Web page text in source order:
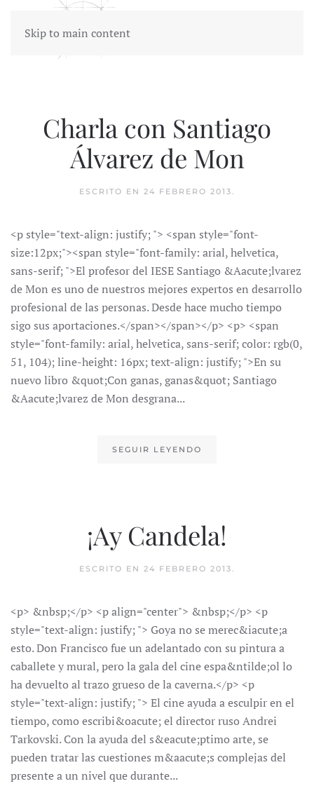
Skip to main content
Charla con Santiago
Álvarez de Mon
ESCRITO EN 24 FEBRERO 2013.
<p style="text-align: justify; "> <span style="font-
size:12px;"><span style="font-family: arial, helvetica,
sans-serif; ">El profesor del IESE Santiago &Aacute;lvarez
de Mon es uno de nuestros mejores expertos en desarrollo
profesional de las personas. Desde hace mucho tiempo
sigo sus aportaciones.</span></span></p> <p> <span
style="font-family: arial, helvetica, sans-serif; color: rgb(0,
51, 104); line-height: 16px; text-align: justify; ">En su
nuevo libro &quot;Con ganas, ganas&quot; Santiago
&Aacute;lvarez de Mon desgrana...
SEGUIR LEYENDO
¡Ay Candela!
ESCRITO EN 24 FEBRERO 2013.
<p> &nbsp;</p> <p align="center"> &nbsp;</p> <p
style="text-align: justify; "> Goya no se merec&iacute;a
esto. Don Francisco fue un adelantado con su pintura a
caballete y mural, pero la gala del cine espa&ntilde;ol lo
ha devuelto al trazo grueso de la caverna.</p> <p
style="text-align: justify; "> El cine ayuda a esculpir en el
tiempo, como escribi&oacute; el director ruso Andrei
Tarkovski. Con la ayuda del s&eacute;ptimo arte, se
pueden tratar las cuestiones m&aacute;s complejas del
presente a un nivel que durante...